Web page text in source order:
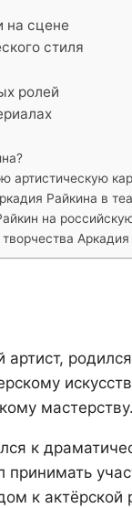
на сцене
стиля
ролей
артистическую
Райкина в
на
Аркадия
мастерству.
к
принимать
к актёрской